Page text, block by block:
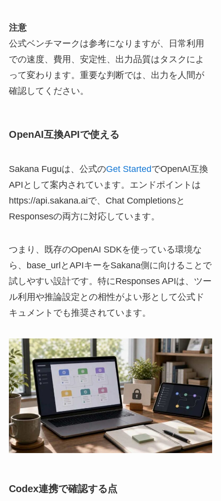
注意
公式ベンチマークは参考になりますが、日常利用
での速度、費用、安定性、出力品質はタスクによ
って変わります。重要な判断では、出力を人間が
確認してください。
OpenAI互換APIで使える
Sakana Fuguは、公式のGet StartedでOpenAI互換
APIとして案内されています。エンドポイントは
https://api.sakana.aiで、Chat Completionsと
Responsesの両方に対応しています。
つまり、既存のOpenAI SDKを使っている環境な
ら、base_urlとAPIキーをSakana側に向けることで
試しやすい設計です。特にResponses APIは、ツー
ル利用や推論設定との相性がよい形として公式ド
キュメントでも推奨されています。
Codex連携で確認する点